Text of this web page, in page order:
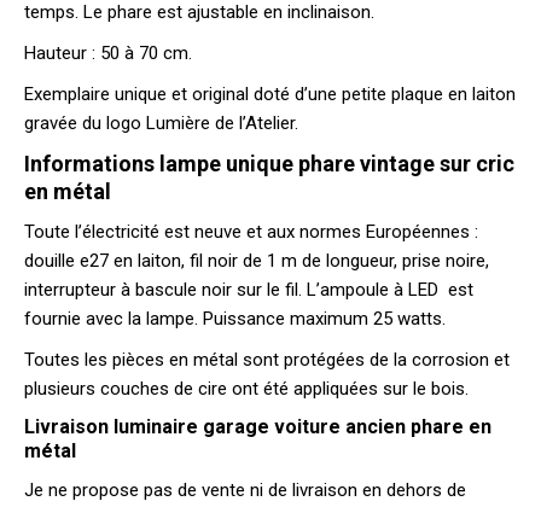
temps. Le phare est ajustable en inclinaison.
Hauteur : 50 à 70 cm.
Exemplaire unique et original doté d’une petite plaque en laiton
gravée du logo Lumière de l’Atelier.
Informations lampe unique phare vintage sur cric
en métal
Toute l’électricité est neuve et aux normes Européennes :
douille e27 en laiton, fil noir de 1 m de longueur, prise noire,
interrupteur à bascule noir sur le fil. L’ampoule à LED est
fournie avec la lampe. Puissance maximum 25 watts.
Toutes les pièces en métal sont protégées de la corrosion et
plusieurs couches de cire ont été appliquées sur le bois.
Livraison luminaire garage voiture ancien phare en
métal
Je ne propose pas de vente ni de livraison en dehors de